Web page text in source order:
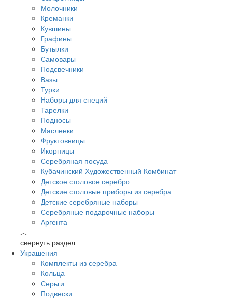
Молочники
Креманки
Кувшины
Графины
Бутылки
Самовары
Подсвечники
Вазы
Турки
Наборы для специй
Тарелки
Подносы
Масленки
Фруктовницы
Икорницы
Серебряная посуда
Кубачинский Художественный Комбинат
Детское столовое серебро
Детские столовые приборы из серебра
Детские серебряные наборы
Серебряные подарочные наборы
Аргента
︿
свернуть раздел
Украшения
Комплекты из серебра
Кольца
Серьги
Подвески